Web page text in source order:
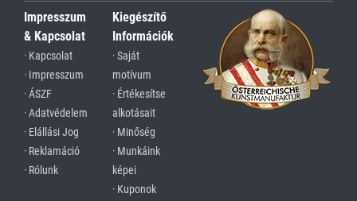
Impresszum
& Kapcsolat
· Kapcsolat
· Impresszum
· ÁSZF
· Adatvédelem
· Elállási Jog
· Reklamáció
· Rólunk
Kiegészítő
Információk
· Saját
motívum
· Értékesítse
alkotásait
· Minőség
· Munkáink
képei
· Kuponok